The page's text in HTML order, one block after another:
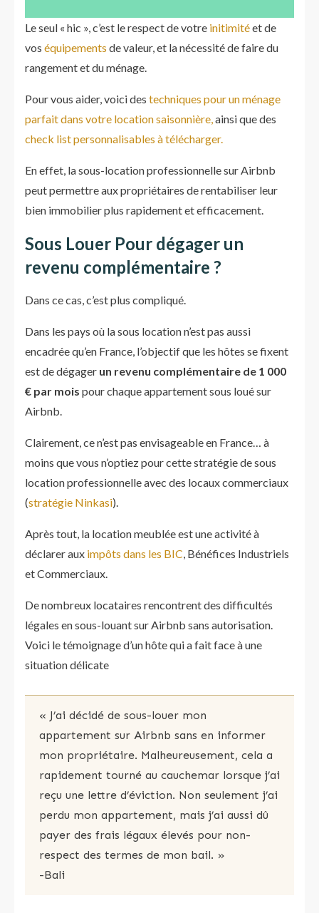
Le seul « hic », c’est le respect de votre initimitéet de
vos équipements de valeur, et la nécessité de faire du
rangement et du ménage.
Pour vous aider, voici des techniques pour un ménage
parfait dans votre location saisonnière,ainsi que des
check list personnalisables à télécharger.
En effet, la sous-location professionnelle sur Airbnb
peut permettre aux propriétaires de rentabiliser leur
bien immobilier plus rapidement et efficacement.
Sous Louer Pour dégager un
revenu complémentaire ?
Dans ce cas, c’est plus compliqué.
Dans les pays où la sous location n’est pas aussi
encadrée qu’en France, l’objectif que les hôtes se fixent
est de dégager un revenu complémentaire de 1 000
€ par mois pour chaque appartement sous loué sur
Airbnb.
Clairement, ce n’est pas envisageable en France… à
moins que vous n’optiez pour cette stratégie de sous
location professionnelle avec des locaux commerciaux
(stratégie Ninkasi).
Après tout, la location meublée est une activité à
déclarer aux impôts dans les BIC, Bénéfices Industriels
et Commerciaux.
De nombreux locataires rencontrent des difficultés
légales en sous-louant sur Airbnb sans autorisation.
Voici le témoignage d’un hôte qui a fait face à une
situation délicate
« J’ai décidé de sous-louer mon
appartement sur Airbnb sans en informer
mon propriétaire. Malheureusement, cela a
rapidement tourné au cauchemar lorsque j’ai
reçu une lettre d’éviction. Non seulement j’ai
perdu mon appartement, mais j’ai aussi dû
payer des frais légaux élevés pour non-
respect des termes de mon bail. »
-Bali